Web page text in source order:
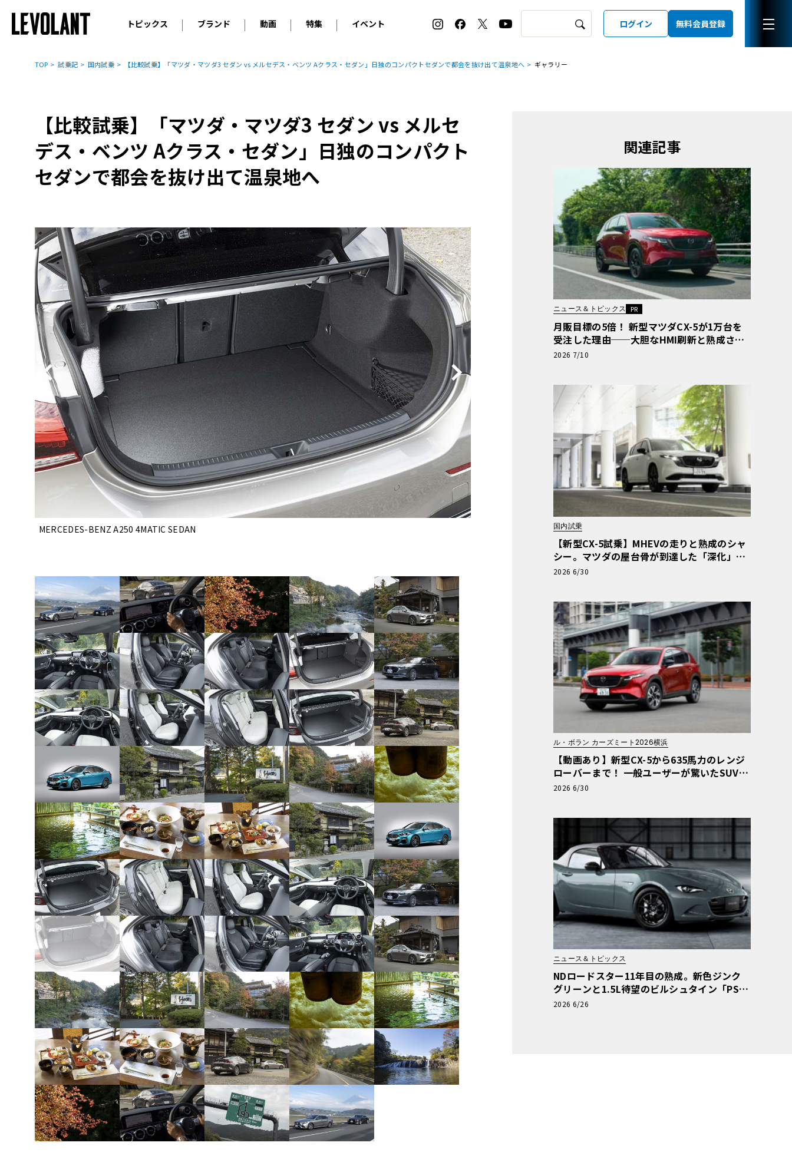
トピックス
ニュース
コラム
ブランド
輸入車 アウディ BMW
アルピナ
プジョー
ルノー
アバルト
アルファ・ロメオ
フェラーリ
ランボルギーニ
マセラティ
アストン・マーティン
ベントレー
ボルボ
キャデラック
シボレー
ジープ
テスラ
ヒョンデ
BYD
その他
国産車 トヨタ
日産
ホンダ
マツダ
ダイハツ
スズキ
その他
動画
オリジナル動画
特集
2026 サマータイヤ＆ホイール バイヤーズガイド
ホイールカタログ
タイヤ特集
イベント
ル・ボラン カーズ・ミート2026横浜
EV:LIFE KOBE 2025
ル・ボラン カーズ・ミート2025横浜
ログイン 無料会員登録
TOP 試乗記 国内試乗 【比較試乗】「マツダ・マツダ3 セダン vs メルセデス・ベンツ Aクラス・セダン」日独のコンパクトセダンで都会を抜け出て温泉地へ ギャラリー
【比較試乗】「マツダ・マツダ3 セダン vs メルセ
デス・ベンツ Aクラス・セダン」日独のコンパクト
セダンで都会を抜け出て温泉地へ
MERCEDES-BENZ A250 4MATIC SEDAN
関連記事
ニュース＆トピックス PR
月販目標の5倍！ 新型マツダCX-5が1万台を
受注した理由──大胆なHMI刷新と熟成され
たフットワーク
2026 7/10
国内試乗
【新型CX-5試乗】MHEVの走りと熟成のシャ
シー。マツダの屋台骨が到達した「深化」の
核心
2026 6/30
ル・ボラン カーズミート2026横浜
【動画あり】新型CX-5から635馬力のレンジ
ローバーまで！ 一般ユーザーが驚いたSUV＆
ワゴン試乗レポート【ル・ボラン カーズミー
2026 6/30
ニュース＆トピックス
NDロードスター11年目の熟成。新色ジンク
グリーンと1.5L待望のビルシュタイン「PS」
に宿るマツダの執念
2026 6/26